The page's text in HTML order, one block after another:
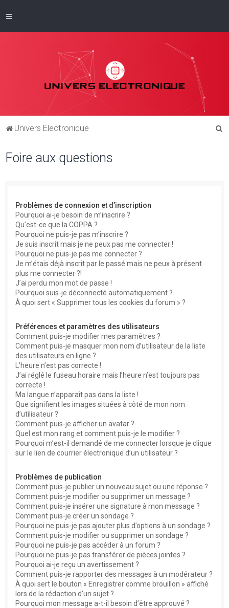
Univers Electronique
Foire aux questions
Problèmes de connexion et d’inscription
Pourquoi ai-je besoin de m’inscrire ?
Qu’est-ce que la COPPA ?
Pourquoi ne puis-je pas m’inscrire ?
Je suis inscrit mais je ne peux pas me connecter !
Pourquoi ne puis-je pas me connecter ?
Je m’étais déjà inscrit par le passé mais ne peux à présent
plus me connecter ?!
J’ai perdu mon mot de passe !
Pourquoi suis-je déconnecté automatiquement ?
À quoi sert « Supprimer tous les cookies du forum » ?
Préférences et paramètres des utilisateurs
Comment puis-je modifier mes paramètres ?
Comment puis-je masquer mon nom d’utilisateur de la liste
des utilisateurs en ligne ?
L’heure n’est pas correcte !
J’ai réglé le fuseau horaire mais l’heure n’est toujours pas
correcte !
Ma langue n’apparaît pas dans la liste !
Que signifient les images situées à côté de mon nom
d’utilisateur ?
Comment puis-je afficher un avatar ?
Quel est mon rang et comment puis-je le modifier ?
Pourquoi m’est-il demandé de me connecter lorsque je clique
sur le lien de courrier électronique d’un utilisateur ?
Problèmes de publication
Comment puis-je publier un nouveau sujet ou une réponse ?
Comment puis-je modifier ou supprimer un message ?
Comment puis-je insérer une signature à mon message ?
Comment puis-je créer un sondage ?
Pourquoi ne puis-je pas ajouter plus d’options à un sondage ?
Comment puis-je modifier ou supprimer un sondage ?
Pourquoi ne puis-je pas accéder à un forum ?
Pourquoi ne puis-je pas transférer de pièces jointes ?
Pourquoi ai-je reçu un avertissement ?
Comment puis-je rapporter des messages à un modérateur ?
À quoi sert le bouton « Enregistrer comme brouillon » affiché
lors de la rédaction d’un sujet ?
Pourquoi mon message a-t-il besoin d’être approuvé ?